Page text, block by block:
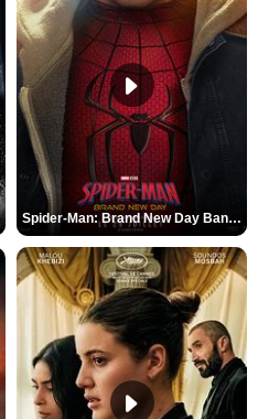
Spider-Man: Brand New Day Bande-annonce VO STFR